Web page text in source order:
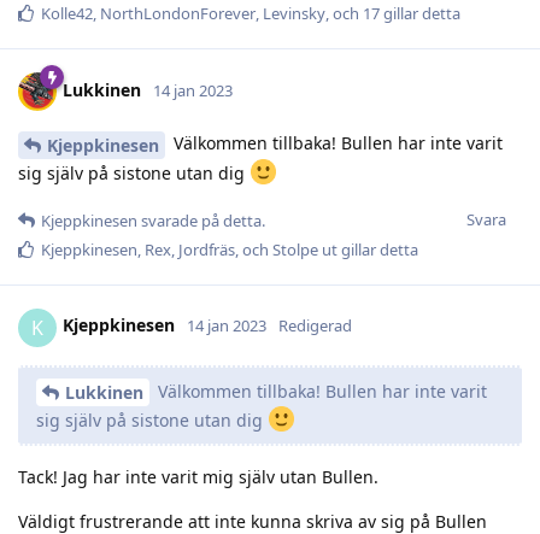
Kolle42, NorthLondonForever, Levinsky, och 17gillar detta
Lukkinen 14 jan 2023
Kjeppkinesen
Välkommen tillbaka! Bullen har inte varit
sig själv på sistone utan dig
Svara
Kjeppkinesen svarade på detta.
Kjeppkinesen Rex Jordfräs , och Stolpe utgillar detta
K Kjeppkinesen 14 jan 2023 Redigerad
Lukkinen
Välkommen tillbaka! Bullen har inte varit
sig själv på sistone utan dig
Tack! Jag har inte varit mig själv utan Bullen.
Väldigt frustrerande att inte kunna skriva av sig på Bullen